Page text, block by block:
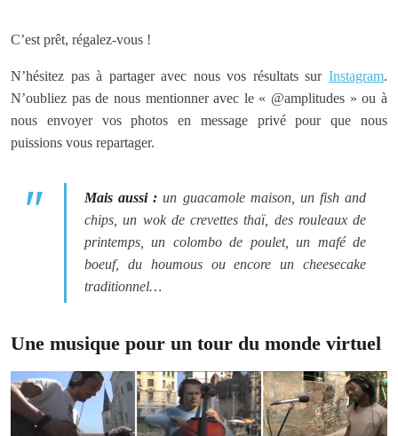
C’est prêt, régalez-vous !
N’hésitez pas à partager avec nous vos résultats sur Instagram.
N’oubliez pas de nous mentionner avec le « @amplitudes » ou à
nous envoyer vos photos en message privé pour que nous
puissions vous repartager.
Mais aussi : un guacamole maison, un fish and
chips, un wok de crevettes thaï, des rouleaux de
printemps, un colombo de poulet, un mafé de
boeuf, du houmous ou encore un cheesecake
traditionnel…
Une musique pour un tour du monde virtuel